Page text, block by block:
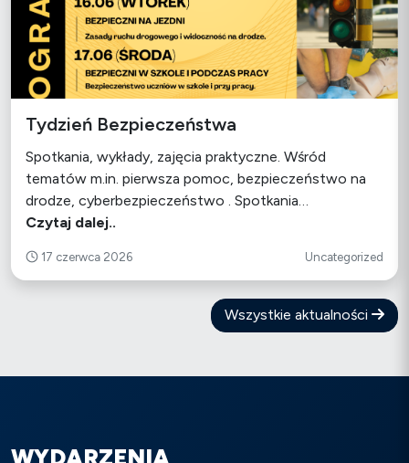
Tydzień Bezpieczeństwa
Spotkania, wykłady, zajęcia praktyczne. Wśród
tematów m.in. pierwsza pomoc, bezpieczeństwo na
drodze, cyberbezpieczeństwo . Spotkania…
Czytaj dalej..
17 czerwca 2026 Uncategorized
Wszystkie aktualności
WYDARZENIA